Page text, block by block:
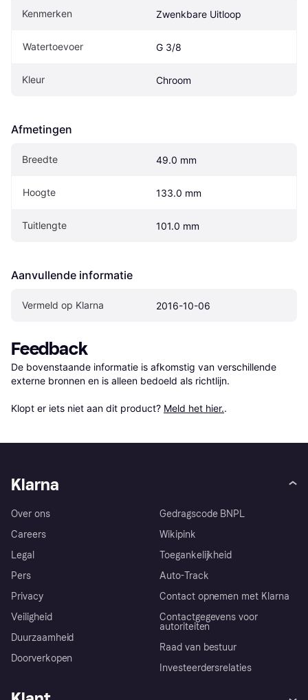
Kenmerken Zwenkbare Uitloop
Watertoevoer G 3/8
Kleur Chroom
Afmetingen
Breedte 49.0 mm
Hoogte 133.0 mm
Tuitlengte 101.0 mm
Aanvullende informatie
Vermeld op Klarna 2016-10-06
Feedback
De bovenstaande informatie is afkomstig van verschillende
externe bronnen en is alleen bedoeld als richtlijn.
Klopt er iets niet aan dit product? Meld het hier..
Klarna
Over ons
Careers
Legal
Pers
Privacy
Veiligheid
Duurzaamheid
Doorverkopen
Gedragscode BNPL
Wikipink
Toegankelijkheid
Auto-Track
Contact opnemen met Klarna
Contactgegevens voor
autoriteiten
Raad van bestuur
Investeerdersrelaties